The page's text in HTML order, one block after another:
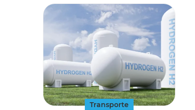
Transporte